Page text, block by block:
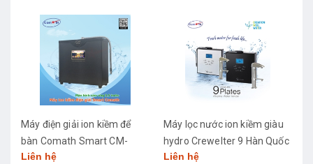
Máy điện giải ion kiềm để
bàn Comath Smart CM-
3668
Liên hệ
Máy lọc nước ion kiềm giàu
hydro Crewelter 9 Hàn Quốc
Liên hệ